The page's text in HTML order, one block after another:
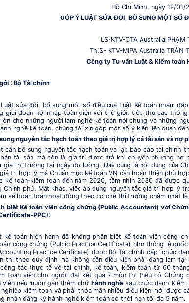
Hồ Chí Minh, ngày 19/01/
GÓP Ý LUẬT SỬA ĐỔI, BỔ SUNG MỘT SỐ
LS-KTV-CTA Australia PHẠM
Th.S- KTV-MIPA Australia TRẦN THỊ
Công ty Tư vấn Luật & Kiểm toán
: Bộ Tài chính
sửa đổi, bổ sung một số điều của Luật Kế toán nhằm
giai đoạn hội nhập toàn diện với thế giới, tiếp thu các
cho những người làm nghề kế toán nói chung và những
nghề kế toán, chúng tôi xin góp một số ý kiến liên quan
nguyên tắc hạch toán theo giá trị hợp lý cả tài sản và nợ
cần bổ sung nguyên tắc hạch toán và lập báo cáo tài
tài sản mà còn là giá trị được trả khi chuyển nhượng
gia thị trường tại ngày đo lường. Đây cũng là nội dung của
trị hợp lý mà Chuẩn mực kế toán VN cần hoàn thiện phù
kế toán-kiểm toán đến năm 2020, tầm nhìn 2030 đã được
Chính phủ. Mặt khác, việc áp dụng nguyên tắc giá trị hợp lý
sẽ hoàn toàn hoạt động theo cơ chế thị trường chậm nhất là
biệt Kế toán viên công chứng (Public Accountant) với
PPC):
kế toán hiện hành đã không phân biệt Kế toán viên công
công chứng (Public Practice Certificate) như thông lệ
Practice Cerificate) được Bộ Tài chính cấp “chức
thi theo quy định mà không cần điều kiện phải đang làm
tác thực tế về tài chính, kế toán, kiểm toán từ 60
toán viên cho người đạt kết quả 7 môn thi (nếu có
viên nếu muốn gắn thêm chữ hành nghề sau chức danh
kiểm toán và phải thỏa mãn nhiều điều kiện mới được
nhận đăng ký hành nghề kiểm toán có thời hạn tối đa 5 năm.